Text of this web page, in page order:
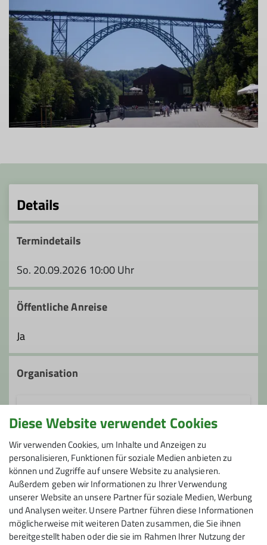
Details
Termindetails
So. 20.09.2026 10:00 Uhr
Öffentliche Anreise
Ja
Organisation
Almut Marczinski
0212 4908283
almut.marczinski@gmx.de
Gruppe
Senioren Wandern
Diese Website verwendet Cookies
Wir verwenden Cookies, um Inhalte und Anzeigen zu
personalisieren, Funktionen für soziale Medien anbieten zu
können und Zugriffe auf unsere Website zu analysieren.
Außerdem geben wir Informationen zu Ihrer Verwendung
unserer Website an unsere Partner für soziale Medien, Werbung
und Analysen weiter. Unsere Partner führen diese Informationen
möglicherweise mit weiteren Daten zusammen, die Sie ihnen
bereitgestellt haben oder die sie im Rahmen Ihrer Nutzung der